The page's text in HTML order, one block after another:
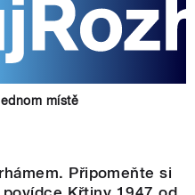
místě
Připomeňte si